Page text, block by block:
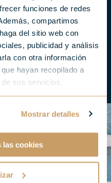
funciones de redes
compartimos
del sitio web con
publicidad y análisis
con otra información
hayan recopilado a
sus servicios.
Mostrar detalles
las cookies